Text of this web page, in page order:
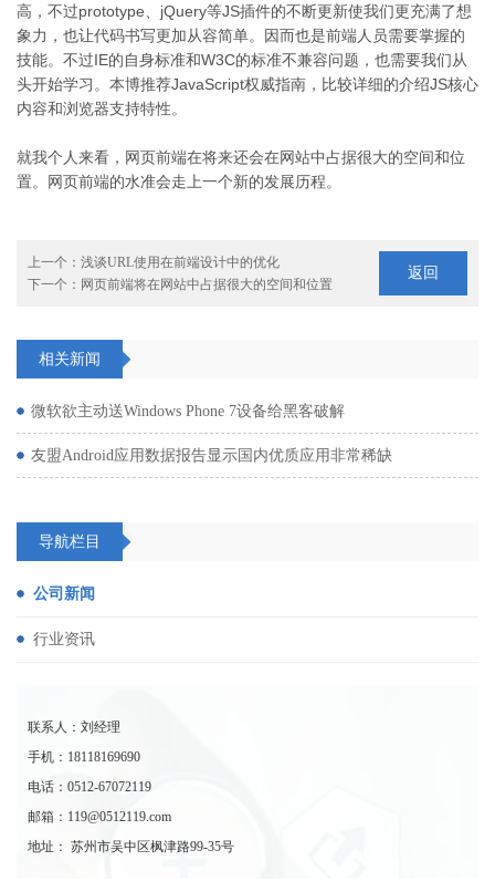
高，不过prototype、jQuery等JS插件的不断更新使我们更充满了想
象力，也让代码书写更加从容简单。因而也是前端人员需要掌握的
技能。不过IE的自身标准和W3C的标准不兼容问题，也需要我们从
头开始学习。本博推荐JavaScript权威指南，比较详细的介绍JS核心
内容和浏览器支持特性。
就我个人来看，网页前端在将来还会在网站中占据很大的空间和位
置。网页前端的水准会走上一个新的发展历程。
上一个： 浅谈URL使用在前端设计中的优化
下一个： 网页前端将在网站中占据很大的空间和位置
返回
相关新闻
微软欲主动送Windows Phone 7设备给黑客破解
友盟Android应用数据报告显示国内优质应用非常稀缺
导航栏目
公司新闻
行业资讯
联系人：刘经理
手机：18118169690
电话：0512-67072119
邮箱：119@0512119.com
地址： 苏州市吴中区枫津路99-35号